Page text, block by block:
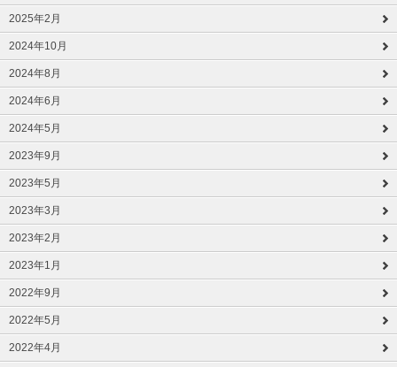
2025年2月
2024年10月
2024年8月
2024年6月
2024年5月
2023年9月
2023年5月
2023年3月
2023年2月
2023年1月
2022年9月
2022年5月
2022年4月